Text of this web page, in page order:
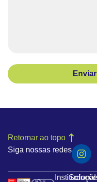
Siga nossas redes
Retornar ao topo
Institucional